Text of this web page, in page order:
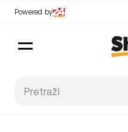
Powered by